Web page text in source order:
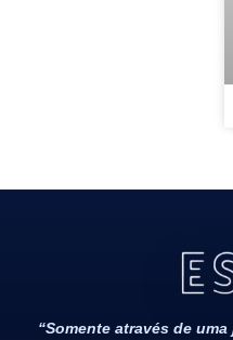
Todos Os Direitos
“Somente através de